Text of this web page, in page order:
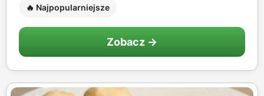
🔥 Najpopularniejsze
Zobacz →